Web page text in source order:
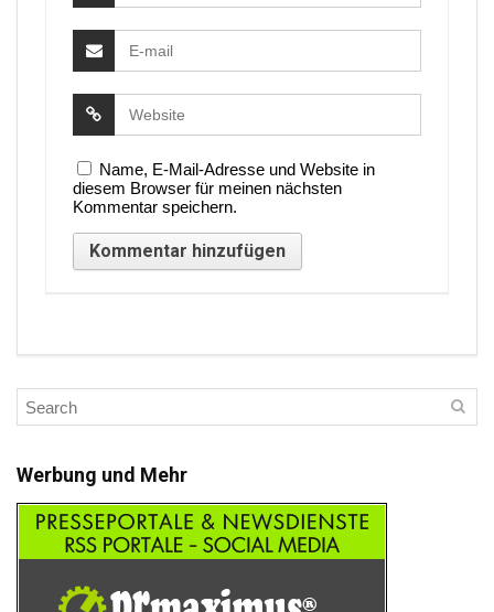
Name, E-Mail-Adresse und Website in
diesem Browser für meinen nächsten
Kommentar speichern.
Werbung und Mehr